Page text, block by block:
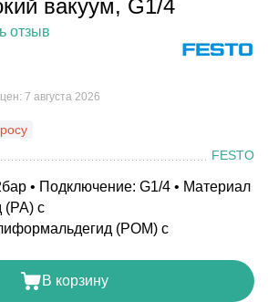
вакуум, G1/4
отзыв
7 августа 2026
FESTO
• Подключение: G1/4 • Материал
(PA) с
(POM) с
В корзину